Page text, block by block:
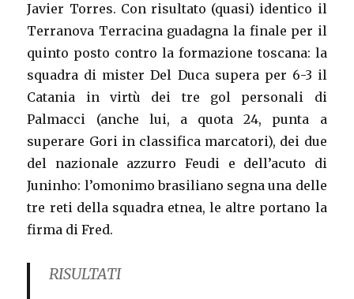
Javier Torres. Con risultato (quasi) identico il
Terranova Terracina guadagna la finale per il
quinto posto contro la formazione toscana: la
squadra di mister Del Duca supera per 6-3 il
Catania in virtù dei tre gol personali di
Palmacci (anche lui, a quota 24, punta a
superare Gori in classifica marcatori), dei due
del nazionale azzurro Feudi e dell’acuto di
Juninho: l’omonimo brasiliano segna una delle
tre reti della squadra etnea, le altre portano la
firma di Fred.
RISULTATI